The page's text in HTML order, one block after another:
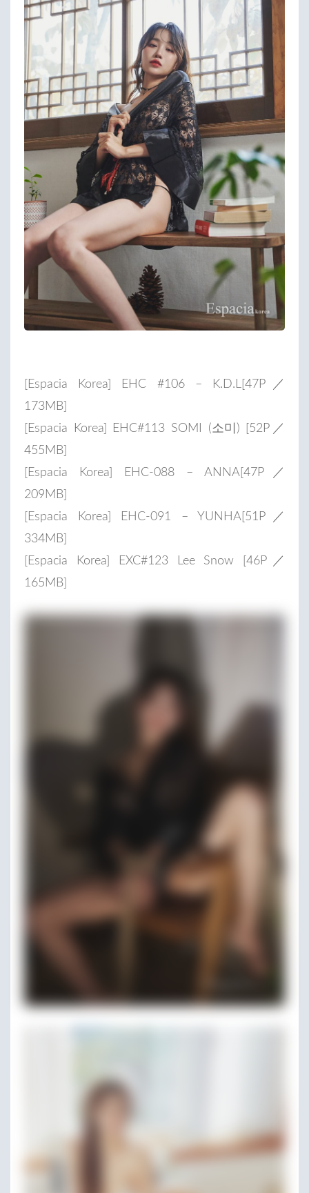
[Espacia Korea] EHC #106 – K.D.L[47P／
173MB]
[Espacia Korea] EHC#113 SOMI (소미) [52P／
455MB]
[Espacia Korea] EHC-088 – ANNA[47P／
209MB]
[Espacia Korea] EHC-091 – YUNHA[51P／
334MB]
[Espacia Korea] EXC#123 Lee Snow [46P／
165MB]